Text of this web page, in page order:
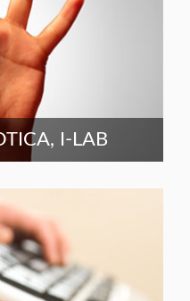
I-LAB